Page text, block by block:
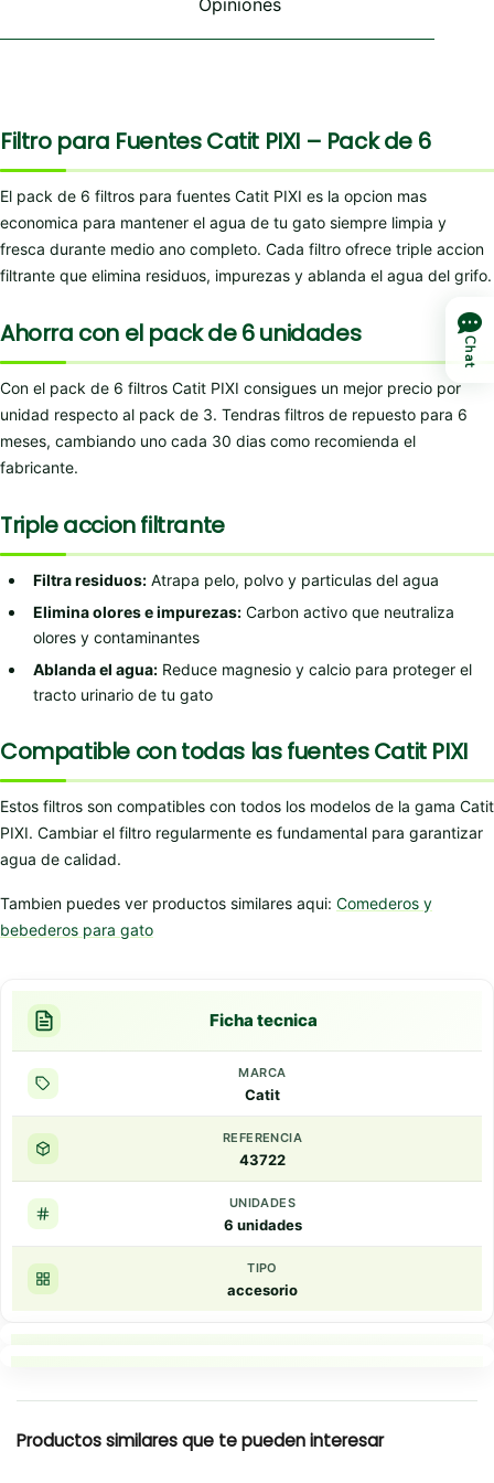
Opiniones
Filtro para Fuentes Catit PIXI – Pack de 6
El pack de 6 filtros para fuentes Catit PIXI es la opcion mas
economica para mantener el agua de tu gato siempre limpia y
fresca durante medio ano completo. Cada filtro ofrece triple accion
filtrante que elimina residuos, impurezas y ablanda el agua del grifo.
Ahorra con el pack de 6 unidades
Con el pack de 6 filtros Catit PIXI consigues un mejor precio por
unidad respecto al pack de 3. Tendras filtros de repuesto para 6
meses, cambiando uno cada 30 dias como recomienda el
fabricante.
Triple accion filtrante
Filtra residuos: Atrapa pelo, polvo y particulas del agua
Elimina olores e impurezas: Carbon activo que neutraliza
olores y contaminantes
Ablanda el agua: Reduce magnesio y calcio para proteger el
tracto urinario de tu gato
Compatible con todas las fuentes Catit PIXI
Estos filtros son compatibles con todos los modelos de la gama Catit
PIXI. Cambiar el filtro regularmente es fundamental para garantizar
agua de calidad.
Tambien puedes ver productos similares aqui: Comederos y
bebederos para gato
Ficha tecnica
MARCA
Catit
REFERENCIA
43722
UNIDADES
6 unidades
TIPO
accesorio
Productos similares que te pueden interesar
Chat